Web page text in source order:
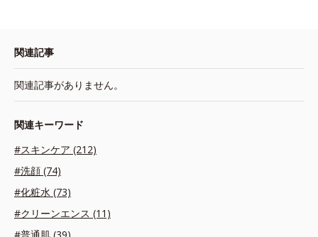
関連記事
関連記事がありません。
関連キーワード
#スキンケア (212)
#洗顔 (74)
#化粧水 (73)
#クリーンエンス (11)